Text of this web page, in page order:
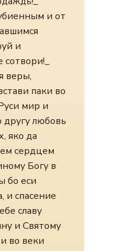
и от
и
сотвори!_
веры,
паки во
мир и
любовь
яко да
сердцем
Богу в
бо еси
и спасение
славу
и Святому
во веки